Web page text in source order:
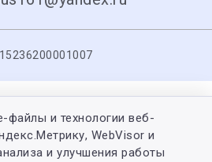
и технологии веб-
WebVisor и
и улучшения работы